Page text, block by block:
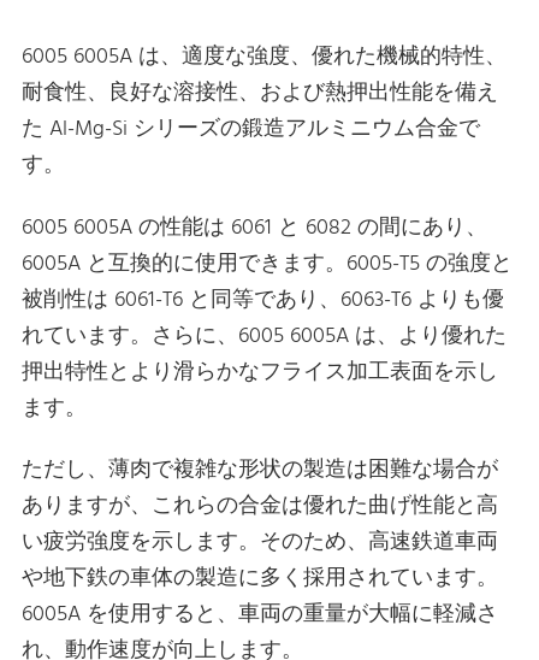
6005 6005A は、適度な強度、優れた機械的特性、
耐食性、良好な溶接性、および熱押出性能を備え
た Al-Mg-Si シリーズの鍛造アルミニウム合金で
す。
6005 6005A の性能は 6061 と 6082 の間にあり、
6005A と互換的に使用できます。6005-T5 の強度と
被削性は 6061-T6 と同等であり、6063-T6 よりも優
れています。さらに、6005 6005A は、より優れた
押出特性とより滑らかなフライス加工表面を示し
ます。
ただし、薄肉で複雑な形状の製造は困難な場合が
ありますが、これらの合金は優れた曲げ性能と高
い疲労強度を示します。そのため、高速鉄道車両
や地下鉄の車体の製造に多く採用されています。
6005A を使用すると、車両の重量が大幅に軽減さ
れ、動作速度が向上します。